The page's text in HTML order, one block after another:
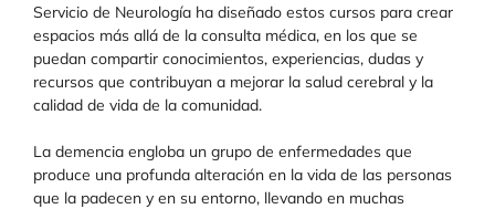
Servicio de Neurología ha diseñado estos cursos para crear
espacios más allá de la consulta médica, en los que se
puedan compartir conocimientos, experiencias, dudas y
recursos que contribuyan a mejorar la salud cerebral y la
calidad de vida de la comunidad.
La demencia engloba un grupo de enfermedades que
produce una profunda alteración en la vida de las personas
que la padecen y en su entorno, llevando en muchas